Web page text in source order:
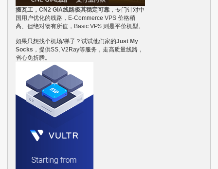
搬瓦工，CN2 GIA线路极其稳定可靠 ，专门针对中
国用户优化的线路，E-Commerce VPS 价格稍
高、但绝对物有所值，Basic VPS 则是平价机型。
如果只想找个机场/梯子？试试他们家的Just My
Socks ，提供SS, V2Ray等服务，走高质量线路，
省心免折腾。